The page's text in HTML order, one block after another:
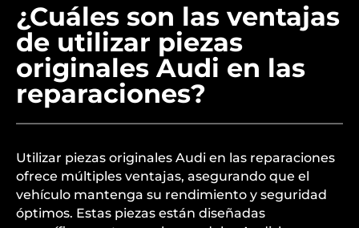
¿Cuáles son las ventajas
de utilizar piezas
originales Audi en las
reparaciones?
Utilizar piezas originales Audi en las reparaciones
ofrece múltiples ventajas, asegurando que el
vehículo mantenga su rendimiento y seguridad
óptimos. Estas piezas están diseñadas